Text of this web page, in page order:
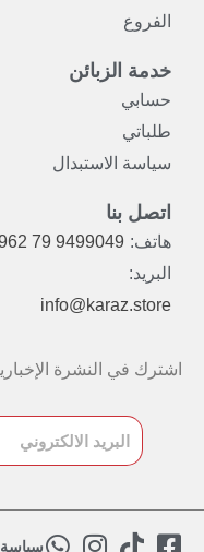
الفروع
خدمة الزبائن
حسابي
طلباتي
سياسة الاستبدال
اتصل بنا
هاتف: 79 9499049
البريد:
info@karaz.store
اشترك في النشرة
F
T
I
W